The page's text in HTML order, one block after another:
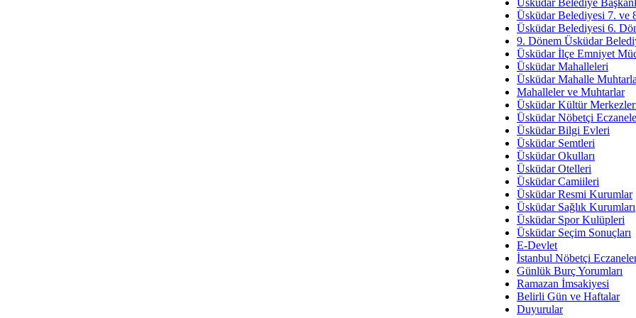
İmar Sorunlarının Genel
Arakan
Bayramın
Ruhsal
Üsküdar
Üsküdar Belediye
Üsküdar Belediyesi 7. ve
Üsküdar Belediyesi 6.
9. Dönem Üsküdar
Üsküdar İlçe Emniyet
Üsküdar Mahalleleri
Üsküdar Mahalle
Mahalleler ve Muhtarlar
Üsküdar Kültür
Üsküdar Nöbetçi
Üsküdar Bilgi Evleri
Üsküdar Semtleri
Üsküdar Okulları
Üsküdar Otelleri
Üsküdar Camiileri
Üsküdar Resmi Kurumlar
Üsküdar Sağlık Kurumları
Üsküdar Spor Kulüpleri
Üsküdar Seçim Sonuçları
E-Devlet
İstanbul Nöbetçi
Günlük Burç Yorumları
Ramazan İmsakiyesi
Belirli Gün ve Haftalar
Duyurular